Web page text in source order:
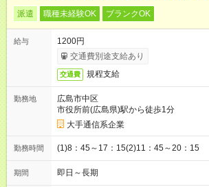
派遣 職種未経験OK ブランクOK
給与
1200円
交通費別途支給あり
交通費 規程支給
勤務地
広島市中区
市役所前(広島県)駅から徒歩1分
大手通信系企業
勤務時間 (1)8：45～17：15(2)11：45～20：15
期間 即日～長期